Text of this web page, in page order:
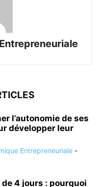
l’autonomie de ses
développer leur
Entrepreneuriale -
de 4 jours : pourquoi